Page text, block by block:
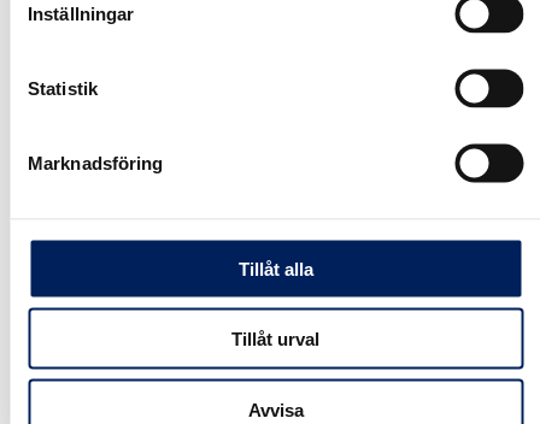
Inställningar
Statistik
Marknadsföring
Tillåt alla
Tillåt urval
Avvisa
MAFAs fabriksmonterade UNIK-silo levereras med
på kvalitet och långsiktighet. Vi förbehåller oss
rätten att göra ändringar i produktsortiment och
utförande utan föregående meddelande. En trygg
investering för dig och din verksamhet.
Kontakta oss för mer info.